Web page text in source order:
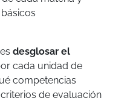
es desglosar el
or cada unidad de
competencias
de evaluación